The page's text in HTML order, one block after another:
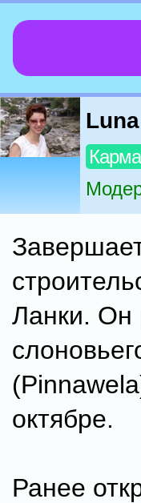
Luna
Ланки. Он
октябре.
Ранее